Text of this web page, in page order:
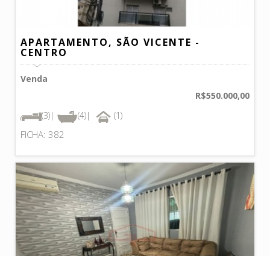
APARTAMENTO, SÃO VICENTE -
CENTRO
Venda
R$550.000,00
(3)|
(4)| (1)
FICHA: 382